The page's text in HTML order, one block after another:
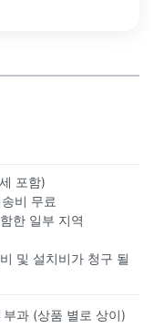
포함)
비 무료
한 일부 지역
및 설치비가 청구 될
과 (상품 별로 상이)